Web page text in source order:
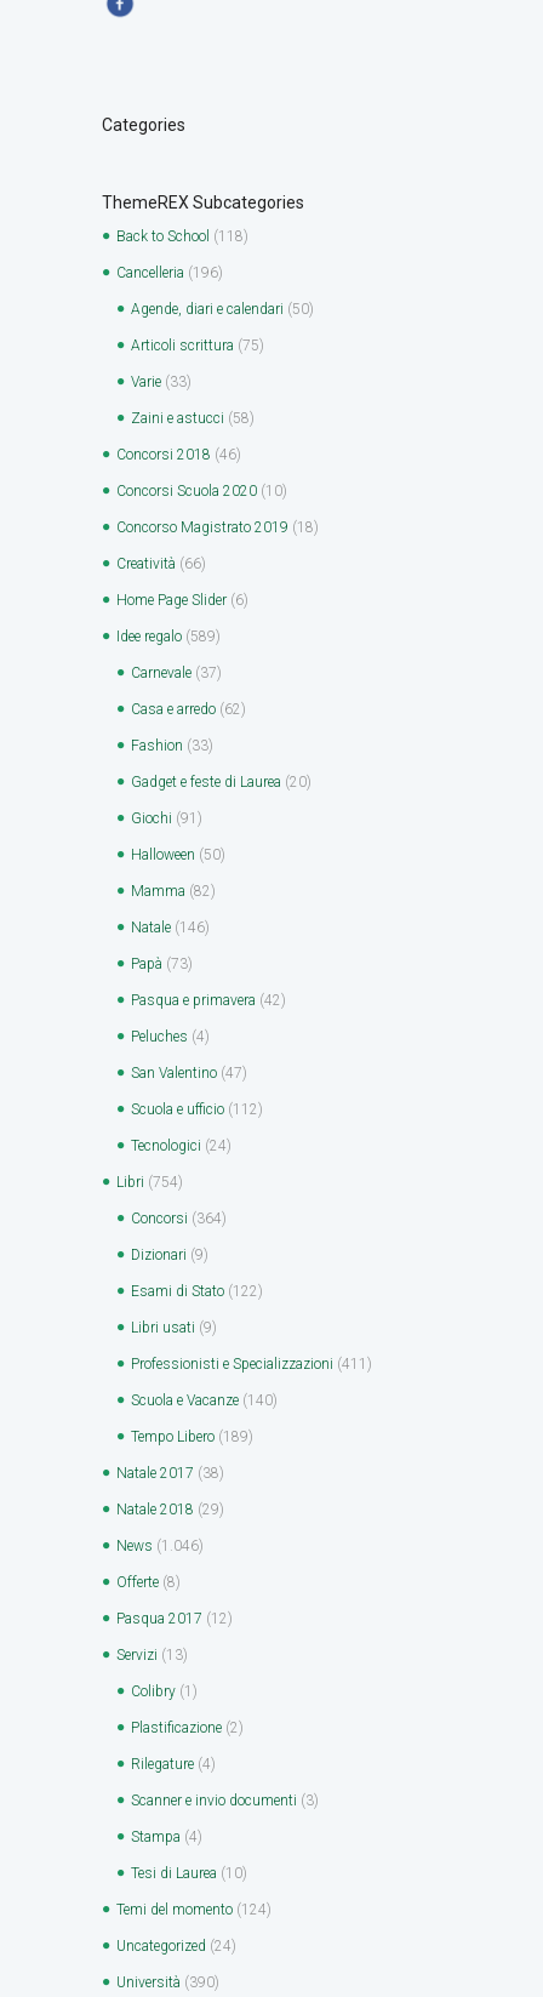
Categories
ThemeREX Subcategories
Back to School (118)
Cancelleria (196)
Agende, diari e calendari (50)
Articoli scrittura (75)
Varie (33)
Zaini e astucci (58)
Concorsi 2018 (46)
Concorsi Scuola 2020 (10)
Concorso Magistrato 2019 (18)
Creatività (66)
Home Page Slider (6)
Idee regalo (589)
Carnevale (37)
Casa e arredo (62)
Fashion (33)
Gadget e feste di Laurea (20)
Giochi (91)
Halloween (50)
Mamma (82)
Natale (146)
Papà (73)
Pasqua e primavera (42)
Peluches (4)
San Valentino (47)
Scuola e ufficio (112)
Tecnologici (24)
Libri (754)
Concorsi (364)
Dizionari (9)
Esami di Stato (122)
Libri usati (9)
Professionisti e Specializzazioni (411)
Scuola e Vacanze (140)
Tempo Libero (189)
Natale 2017 (38)
Natale 2018 (29)
News (1.046)
Offerte (8)
Pasqua 2017 (12)
Servizi (13)
Colibry (1)
Plastificazione (2)
Rilegature (4)
Scanner e invio documenti (3)
Stampa (4)
Tesi di Laurea (10)
Temi del momento (124)
Uncategorized (24)
Università (390)